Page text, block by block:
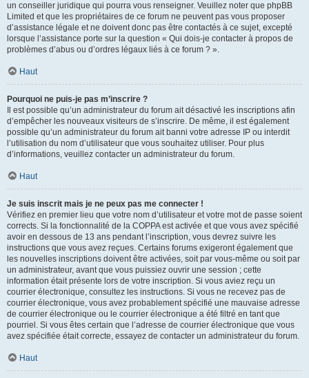
un conseiller juridique qui pourra vous renseigner. Veuillez noter que phpBB
Limited et que les propriétaires de ce forum ne peuvent pas vous proposer
d’assistance légale et ne doivent donc pas être contactés à ce sujet, excepté
lorsque l’assistance porte sur la question « Qui dois-je contacter à propos de
problèmes d’abus ou d’ordres légaux liés à ce forum ? ».
Haut
Pourquoi ne puis-je pas m’inscrire ?
Il est possible qu’un administrateur du forum ait désactivé les inscriptions afin
d’empêcher les nouveaux visiteurs de s’inscrire. De même, il est également
possible qu’un administrateur du forum ait banni votre adresse IP ou interdit
l’utilisation du nom d’utilisateur que vous souhaitez utiliser. Pour plus
d’informations, veuillez contacter un administrateur du forum.
Haut
Je suis inscrit mais je ne peux pas me connecter !
Vérifiez en premier lieu que votre nom d’utilisateur et votre mot de passe soient
corrects. Si la fonctionnalité de la COPPA est activée et que vous avez spécifié
avoir en dessous de 13 ans pendant l’inscription, vous devrez suivre les
instructions que vous avez reçues. Certains forums exigeront également que
les nouvelles inscriptions doivent être activées, soit par vous-même ou soit par
un administrateur, avant que vous puissiez ouvrir une session ; cette
information était présente lors de votre inscription. Si vous aviez reçu un
courrier électronique, consultez les instructions. Si vous ne recevez pas de
courrier électronique, vous avez probablement spécifié une mauvaise adresse
de courrier électronique ou le courrier électronique a été filtré en tant que
pourriel. Si vous êtes certain que l’adresse de courrier électronique que vous
avez spécifiée était correcte, essayez de contacter un administrateur du forum.
Haut